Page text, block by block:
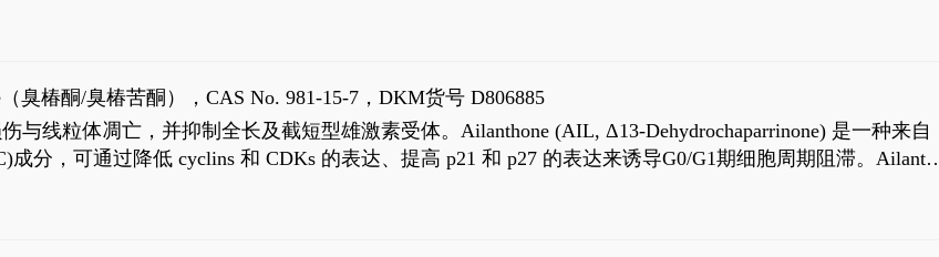
臭椿酮/臭椿苦酮），CAS No. 981-15-7，DKM货号 D806885
与线粒体凋亡，并抑制全长及截短型雄激素受体。Ailanthone (AIL, Δ13-Dehydrochaparrinone) 是一种来自
成分，可通过降低 cyclins 和 CDKs 的表达、提高 p21 和 p27 的表达来诱导G0/G1期细胞周期阻滞。
截断AR剪接变体(AR-Vs, AR1-651)的抑制剂，对应的IC50值分别为69 nM和309 nM。